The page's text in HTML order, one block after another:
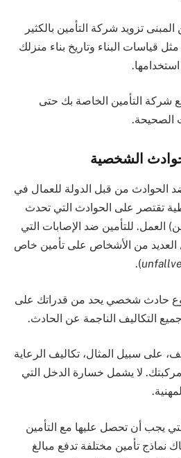
تزويد شركة التأمين بالكثير
قياسات البناء وتاريخ بناء منزلك
شركة التأمين الخاصة بك حتى
الصحيحة.
الشخصية
الحوادث من قبل الدولة للعمال في
تقتصر على الحوادث التي تحدث
العمل. للتأمين ضد الإصابات التي
من الأشخاص على تأمين خاص
).
حادث شخصي يحد من قدراتك على
التكاليف الناجمة عن الحادث.
على سبيل المثال، تكاليف الرعاية
مركبتك. لا يشمل خسارة الدخل التي
يجب أن تحصل عليها مع التأمين
نماذج تأمين مختلفة تدفع مبالغ